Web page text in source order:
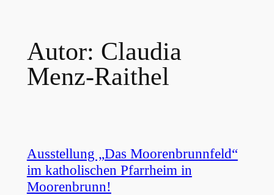
springenAutor: Claudia
Menz-Raithel
Ausstellung „Das Moorenbrunnfeld“
im katholischen Pfarrheim in
Moorenbrunn!